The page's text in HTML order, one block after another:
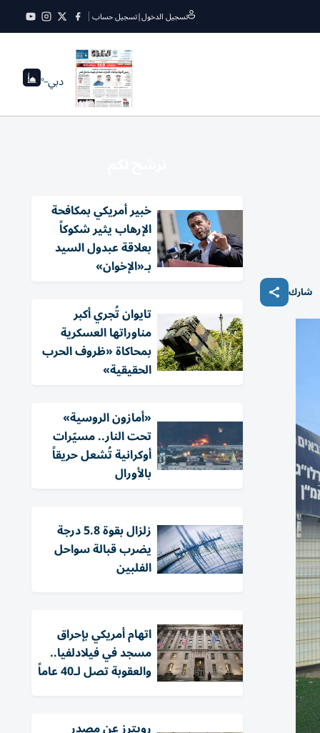
تسجيل الدخول|تسجيل حساب
دبي--°
شارك
خبير أمريكي بمكافحة
الإرهاب يثير شكوكاً
بعلاقة عبدول السيد
بـ«الإخوان»
تايوان تُجري أكبر
مناوراتها العسكرية
بمحاكاة «ظروف الحرب
الحقيقية»
«أمازون الروسية»
تحت النار.. مسيّرات
أوكرانية تُشعل حريقاً
بالأورال
زلزال بقوة 5.8 درجة
يضرب قبالة سواحل
الفلبين
اتهام أمريكي بإحراق
مسجد في فيلادلفيا..
والعقوبة تصل لـ40 عاماً